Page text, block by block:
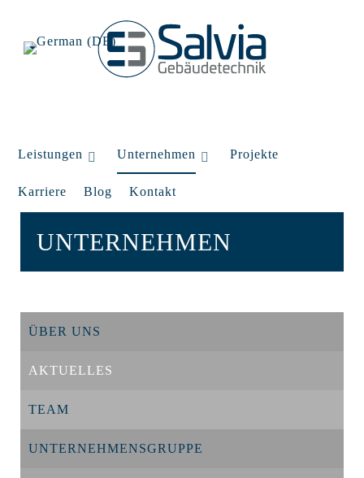
Leistungen Unternehmen Projekte
Karriere Blog Kontakt
UNTERNEHMEN
ÜBER UNS
AKTUELLES
TEAM
UNTERNEHMENSGRUPPE